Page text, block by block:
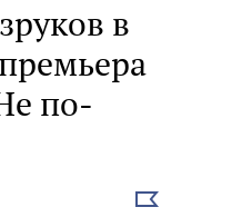
в
по-
Выбрать